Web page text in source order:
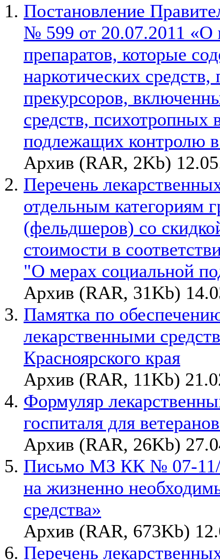
Постановление
№ 599 от 20.07.2011 «О
препаратов, которые
наркотических
прекурсоров,
средств, психотропных
подлежащих контролю
Архив (RAR, 2Kb)
Перечень
отдельным категориям
(фельдшеров) со
стоимости в
"О мерах социальной
Архив (RAR, 31Kb)
Памятка по
лекарственными
Красноярского края
Архив (RAR, 11Kb)
Формуляр
госпиталя для
Архив (RAR, 26Kb)
Письмо МЗ КК № 07-11/
на жизненно
средства»
Архив (RAR, 673Kb)
Перечень